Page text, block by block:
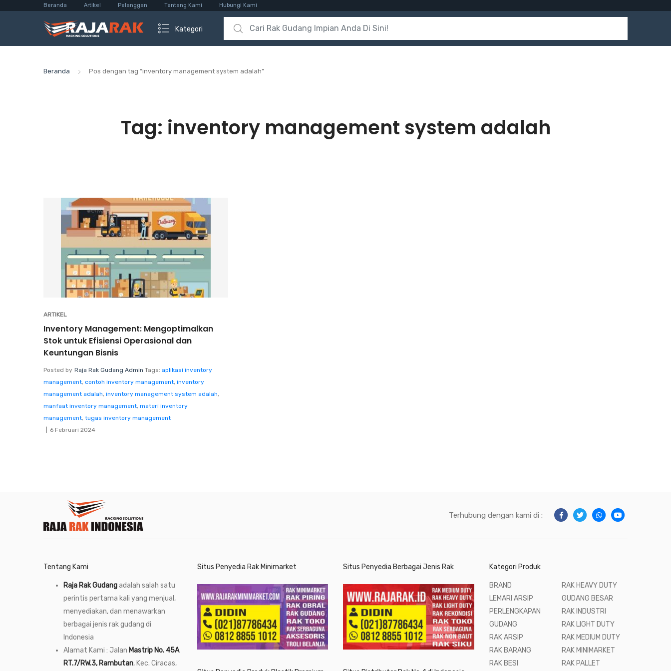
Beranda Artikel Pelanggan Tentang Kami Hubungi Kami
Kategori
Search for:
Beranda Pos dengan tag “inventory management system adalah”
Tag: inventory management system adalah
ARTIKEL
Inventory Management: Mengoptimalkan
Stok untuk Efisiensi Operasional dan
Keuntungan Bisnis
Posted by Raja Rak Gudang Admin Tags: aplikasi inventory
management, contoh inventory management, inventory
management adalah, inventory management system adalah,
manfaat inventory management, materi inventory
management, tugas inventory management
6 Februari 2024
Terhubung dengan kami di :
Tentang Kami
Raja Rak Gudangadalah salah satu
perintis pertama kali yang menjual,
menyediakan, dan menawarkan
berbagai jenis rak gudang di
Indonesia
Alamat Kami : Jalan Mastrip No. 45A
RT.7/RW.3, Rambutan, Kec. Ciracas,
Situs Penyedia Rak Minimarket Situs Penyedia Berbagai Jenis Rak Kategori Produk
BRAND
LEMARI ARSIP
PERLENGKAPAN
GUDANG
RAK ARSIP
RAK BARANG
RAK BESI
RAK HEAVY DUTY
GUDANG BESAR
RAK INDUSTRI
RAK LIGHT DUTY
RAK MEDIUM DUTY
RAK MINIMARKET
RAK PALLET